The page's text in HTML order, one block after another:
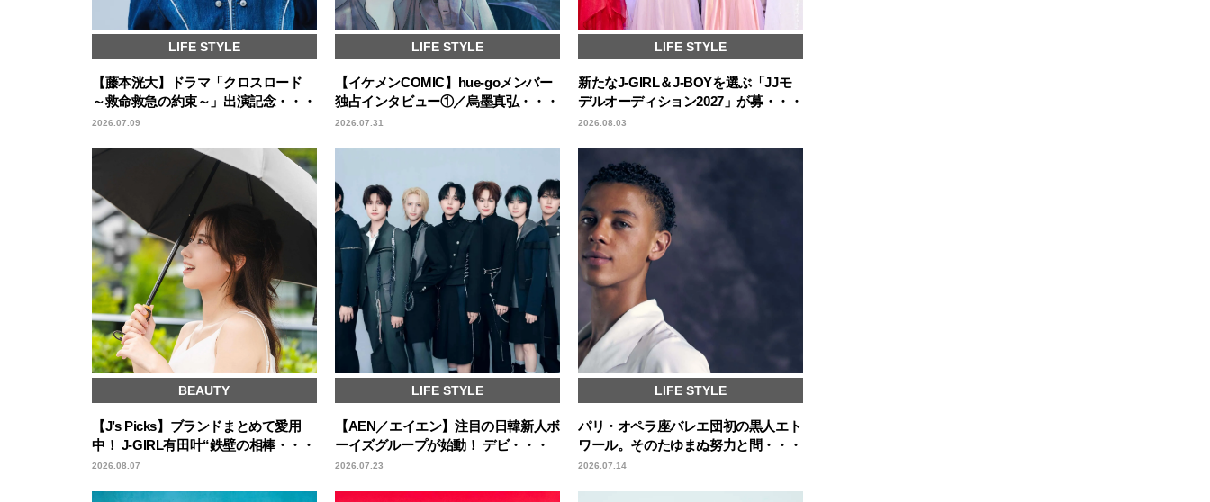
LIFE STYLE
【藤本洸大】ドラマ「クロスロード
～救命救急の約束～」出演記念・・・
2026.07.09
LIFE STYLE
【イケメンCOMIC】hue-goメンバー
独占インタビュー①／烏墨真弘・・・
2026.07.31
LIFE STYLE
新たなJ-GIRL＆J-BOYを選ぶ「JJモ
デルオーディション2027」が募・・・
2026.08.03
BEAUTY
【J’s Picks】ブランドまとめて愛用
中！ J-GIRL有田叶“鉄壁の相棒・・・
2026.08.07
LIFE STYLE
【AEN／エイエン】注目の日韓新人ボ
ーイズグループが始動！ デビ・・・
2026.07.23
LIFE STYLE
パリ・オペラ座バレエ団初の黒人エト
ワール。そのたゆまぬ努力と問・・・
2026.07.14